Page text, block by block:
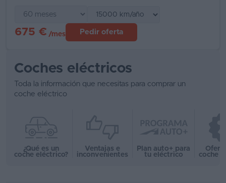
675 € /mes Pedir oferta
Coches eléctricos
Toda la información que necesitas para comprar un
coche eléctrico
¿Qué es un
coche eléctrico?
Ventajas e
inconvenientes
Plan auto+ para
tu eléctrico
coche